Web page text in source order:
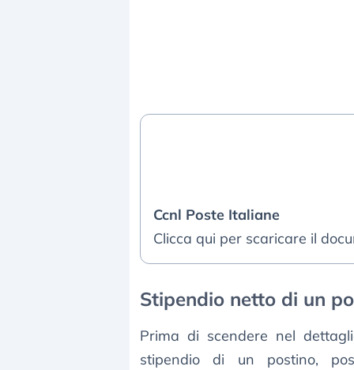
Ccnl Poste Italiane
Clicca qui per scaricare il
Stipendio netto di un
Prima di scendere nel
stipendio di un postino,